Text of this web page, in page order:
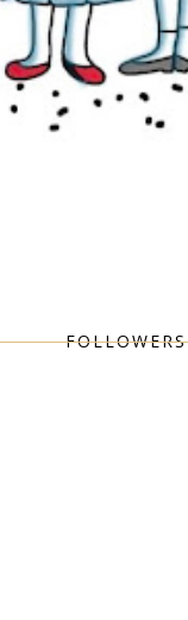
FOLLOWERS